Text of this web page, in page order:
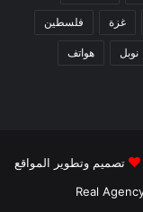
غزة فلسطين
نوبل هواتف
تصميم وتطوير المواقع